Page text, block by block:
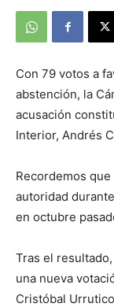
Con 79 votos a
abstención, la
acusación
Interior, Andrés
Recordemos
autoridad
en octubre
Tras el
una nueva
Cristóbal